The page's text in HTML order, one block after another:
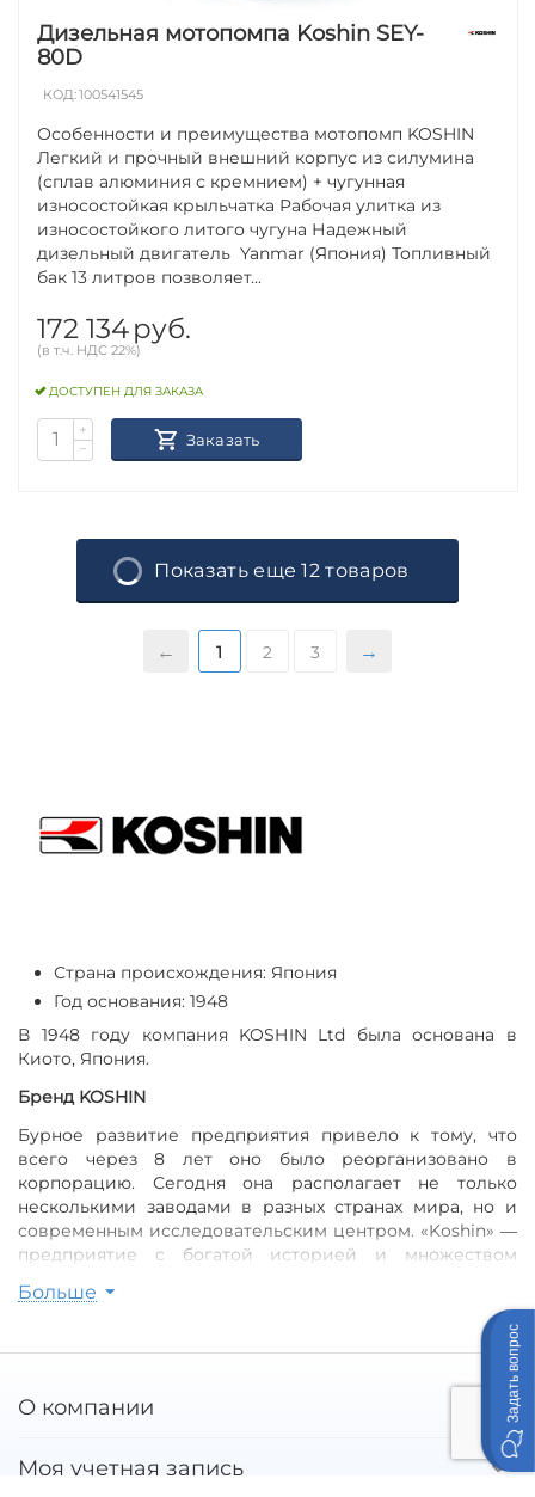
Дизельная мотопомпа Koshin SEY-
80D
КОД:100541545
Особенности и преимущества мотопомп KOSHIN
Легкий и прочный внешний корпус из силумина
(сплав алюминия с кремнием) + чугунная
износостойкая крыльчатка Рабочая улитка из
износостойкого литого чугуна Надежный
дизельный двигатель Yanmar (Япония) Топливный
бак 13 литров позволяет...
172 134руб.
(в т.ч. НДС 22%)
ДОСТУПЕН ДЛЯ ЗАКАЗА
+
−
Заказать
Показать еще 12 товаров
1 2 3
Страна происхождения: Япония
Год основания: 1948
В 1948 году компания KOSHIN Ltd была основана в
Киото, Япония.
Бренд KOSHIN
Бурное развитие предприятия привело к тому, что
всего через 8 лет оно было реорганизовано в
корпорацию. Сегодня она располагает не только
несколькими заводами в разных странах мира, но и
современным исследовательским центром. «Koshin» ―
предприятие с богатой историей и множеством
стремлениям его специалистов создавать лучшее
оборудование в своей отрасли. Компанию признавали
лучшей в Японии по организации рабочего процесса.
Для оборудования мотопомп «Koshin» применяют
надёжные двигатели таких производителей, как
«Honda» и «Mitsubishi». Они имеют большой
Больше
О компании
Моя учетная запись
Задать вопрос